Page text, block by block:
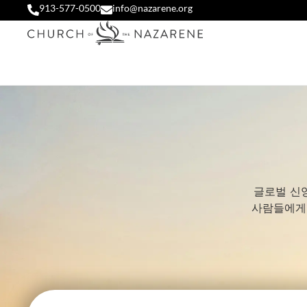
913-577-0500 info@nazarene.org
글로벌 신
사람들에